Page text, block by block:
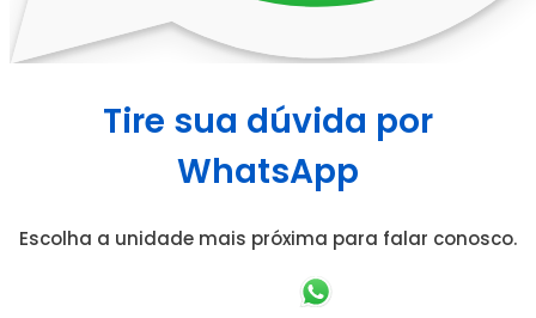
Tire sua dúvida por
WhatsApp
Escolha a unidade mais próxima para falar conosco.